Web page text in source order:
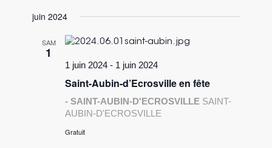
juin 2024
SAM
1
1 juin 2024 - 1 juin 2024
Saint-Aubin-d’Ecrosville en fête
- SAINT-AUBIN-D'ECROSVILLE SAINT-
AUBIN-D'ECROSVILLE
Gratuit